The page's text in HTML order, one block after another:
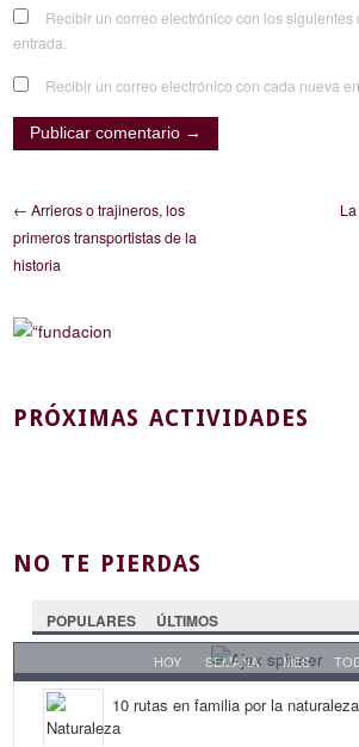
Recibir un correo electrónico con los siguientes
entrada.
Recibir un correo electrónico con cada nueva
← Arrieros o trajineros, los
primeros transportistas de la
historia
PRÓXIMAS ACTIVIDADES
NO TE PIERDAS
POPULARES ÚLTIMOS
HOY SEMANA MES
10 rutas en familia por la